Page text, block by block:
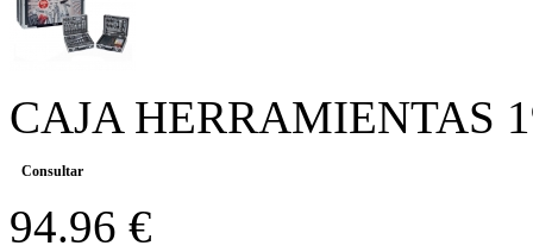
CAJA HERRAMIENTAS
Consultar
94.96 €